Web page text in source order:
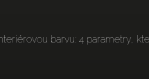
barvu: 4 parametry,